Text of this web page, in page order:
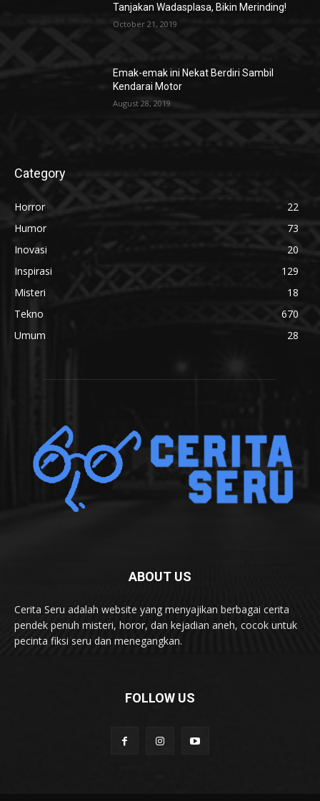
Tanjakan Wadasplasa, Bikin Merinding!
October 21, 2019
Emak-emak ini Nekat Berdiri Sambil
Kendarai Motor
August 28, 2019
Category
Horror
22
Humor
73
Inovasi
20
Inspirasi
129
Misteri
18
Tekno
670
Umum
28
ABOUT US
Cerita Seru adalah website yang menyajikan berbagai cerita
pendek penuh misteri, horor, dan kejadian aneh, cocok untuk
pecinta fiksi seru dan menegangkan.
FOLLOW US